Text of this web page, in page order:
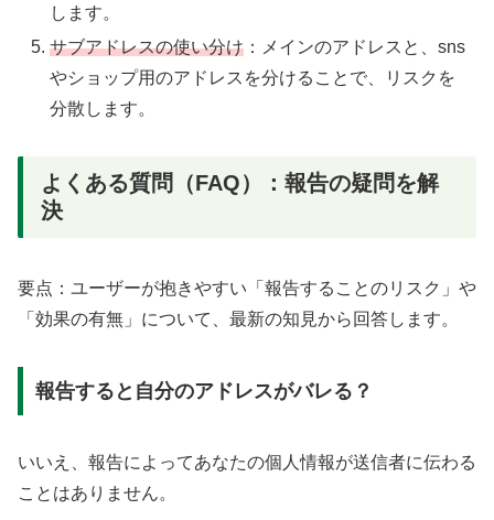
します。
サブアドレスの使い分け ：メインのアドレスと、sns
やショップ用のアドレスを分けることで、リスクを
分散します。
よくある質問（FAQ）：報告の疑問を解
決
要点：ユーザーが抱きやすい「報告することのリスク」や
「効果の有無」について、最新の知見から回答します。
報告すると自分のアドレスがバレる？
いいえ、報告によってあなたの個人情報が送信者に伝わる
ことはありません。